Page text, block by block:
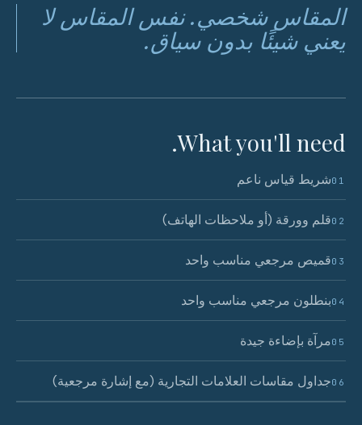
المقاس شخصي. نفس المقاس لا
يعني شيئًا بدون سياق.
What you'll need.
01شريط قياس ناعم
02قلم وورقة (أو ملاحظات الهاتف)
03قميص مرجعي مناسب واحد
04بنطلون مرجعي مناسب واحد
05مرآة بإضاءة جيدة
06جداول مقاسات العلامات التجارية (مع إشارة مرجعية)